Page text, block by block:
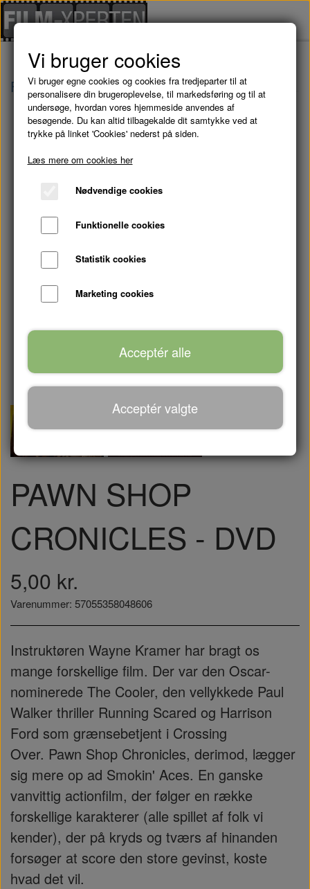
Forside Brugte Film PAWN SHOP
PAWN SHOP
CRONICLES - DVD
5,00 kr.
Varenummer: 57055358048606
Instruktøren Wayne Kramer har bragt os
mange forskellige film. Der var den Oscar-
nominerede The Cooler, den vellykkede Paul
Walker thriller Running Scared og Harrison
Ford som grænsebetjent i Crossing
Over. Pawn Shop Chronicles, derimod, lægger
sig mere op ad Smokin' Aces. En ganske
vanvittig actionfilm, der følger en række
forskellige karakterer (alle spillet af folk vi
kender), der på kryds og tværs af hinanden
forsøger at score den store gevinst, koste
hvad det vil.
Vi bruger cookies
Vi bruger egne cookies og cookies fra tredjeparter til at
personalisere din brugeroplevelse, til markedsføring og til at
undersøge, hvordan vores hjemmeside anvendes af
besøgende. Du kan altid tilbagekalde dit samtykke ved at
trykke på linket 'Cookies' nederst på siden.
Læs mere om cookies her
Nødvendige cookies
Funktionelle cookies
Statistik cookies
Marketing cookies
Acceptér alle
Acceptér valgte